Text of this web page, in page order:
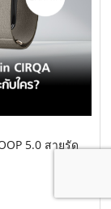
5.0 สายรัด